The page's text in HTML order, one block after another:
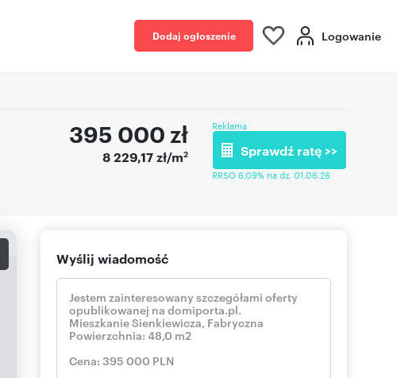
Dodaj ogłoszenie Logowanie
395 000 zł
8 229,17 zł/m2
Reklama
Sprawdź ratę >>
RRSO 6,09% na dz. 01.06.26
Wyślij wiadomość